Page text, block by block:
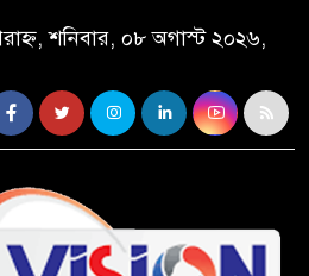
শনিবার, ০৮ অগাস্ট ২০২৬,